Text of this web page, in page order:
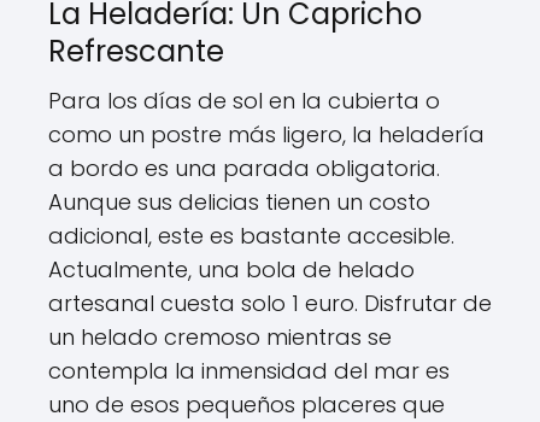
La Heladería: Un Capricho
Refrescante
Para los días de sol en la cubierta o
como un postre más ligero, la heladería
a bordo es una parada obligatoria.
Aunque sus delicias tienen un costo
adicional, este es bastante accesible.
Actualmente, una bola de helado
artesanal cuesta solo 1 euro. Disfrutar de
un helado cremoso mientras se
contempla la inmensidad del mar es
uno de esos pequeños placeres que